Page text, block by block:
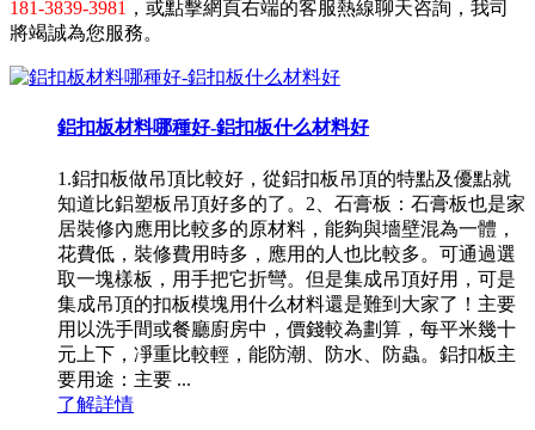
181-3839-3981 ，或點擊網頁右端的客服熱線聊天咨詢，我司
將竭誠為您服務。
鋁扣板材料哪種好-鋁扣板什么材料好
1.鋁扣板做吊頂比較好，從鋁扣板吊頂的特點及優點就
知道比鋁塑板吊頂好多的了。2、石膏板：石膏板也是家
居裝修內應用比較多的原材料，能夠與墻壁混為一體，
花費低，裝修費用時多，應用的人也比較多。可通過選
取一塊樣板，用手把它折彎。但是集成吊頂好用，可是
集成吊頂的扣板模塊用什么材料還是難到大家了！主要
用以洗手間或餐廳廚房中，價錢較為劃算，每平米幾十
元上下，凈重比較輕，能防潮、防水、防蟲。鋁扣板主
要用途：主要 ...
了解詳情